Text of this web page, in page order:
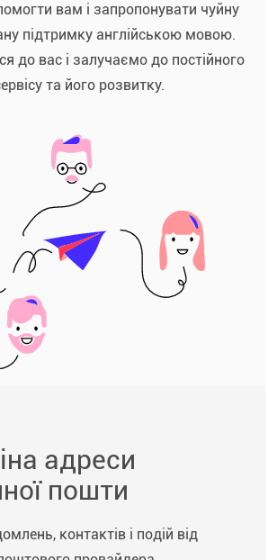
вам і запропонувати чуйну
підтримку англійською мовою.
до вас і залучаємо до постійного
та його розвитку.
адреси
пошти
контактів і подій від